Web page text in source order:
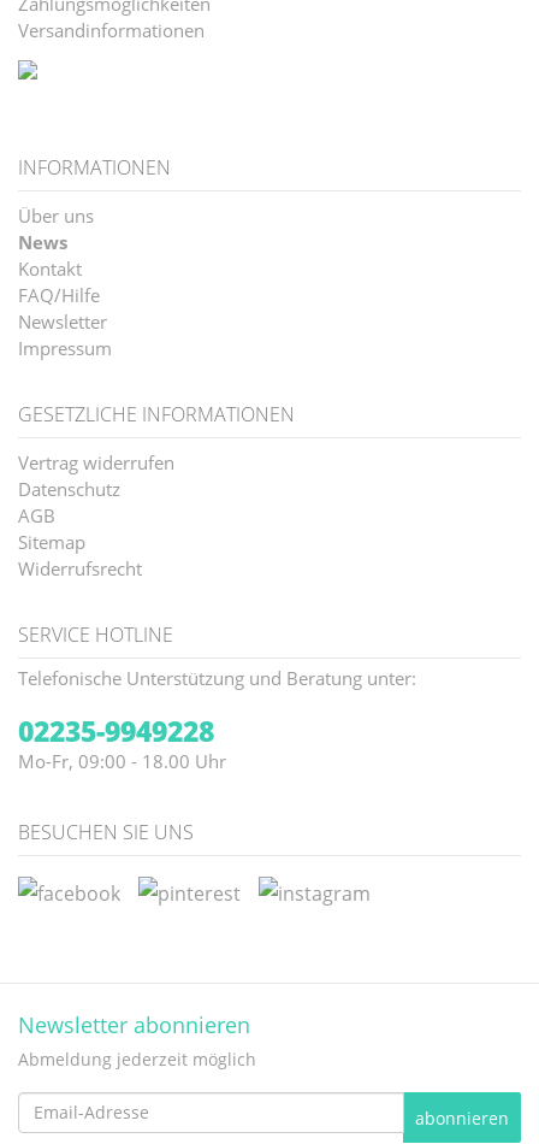
Versandinformationen
INFORMATIONEN
Über uns
News
Kontakt
FAQ/Hilfe
Newsletter
Impressum
GESETZLICHE INFORMATIONEN
Vertrag widerrufen
Datenschutz
AGB
Sitemap
Widerrufsrecht
SERVICE HOTLINE
Telefonische Unterstützung und Beratung unter:
02235-9949228
Mo-Fr, 09:00 - 18.00 Uhr
BESUCHEN SIE UNS
Newsletter abonnieren
Abmeldung jederzeit möglich
Email-
abonnieren